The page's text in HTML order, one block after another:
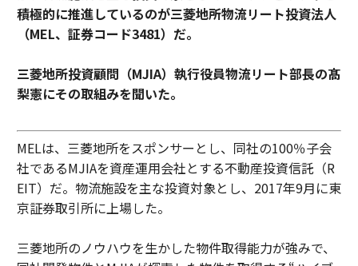
積極的に推進しているのが三菱地所物流リート投資法人
（MEL、証券コード3481）だ。
三菱地所投資顧問（MJIA）執行役員物流リート部長の髙
梨憲にその取組みを聞いた。
MELは、三菱地所をスポンサーとし、同社の100％子会
社であるMJIAを資産運用会社とする不動産投資信託（R
EIT）だ。物流施設を主な投資対象とし、2017年9月に東
京証券取引所に上場した。
三菱地所のノウハウを生かした物件取得能力が強みで、